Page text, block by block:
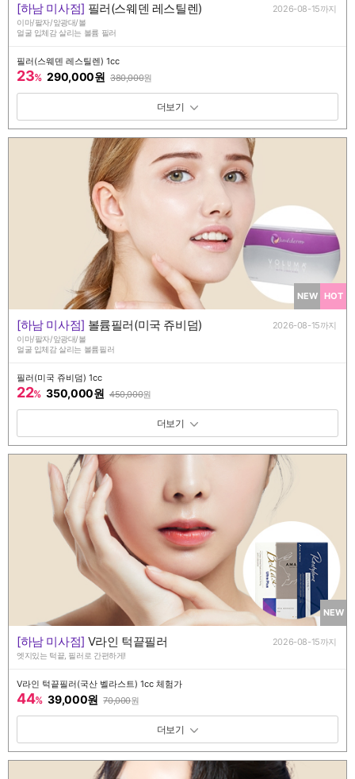
[하남 미사점] 필러(스웨덴 레스틸렌) 2026-08-15까지
이마/팔자/앞광대/볼
얼굴 입체감 살리는 볼륨 필러
필러(스웨덴 레스틸렌) 1cc
23% 290,000원 380,000원
패키지 보기 토글
NEW HOT
[하남 미사점] 볼륨필러(미국 쥬비덤) 2026-08-15까지
이마/팔자/앞광대/볼
얼굴 입체감 살리는 볼륨필러
필러(미국 쥬비덤) 1cc
22% 350,000원 450,000원
패키지 보기 토글
NEW
[하남 미사점] V라인 턱끝필러 2026-08-15까지
엣지있는 턱끝, 필러로 간편하게!
V라인 턱끝필러(국산 벨라스트) 1cc 체험가
44% 39,000원 70,000원
패키지 보기 토글